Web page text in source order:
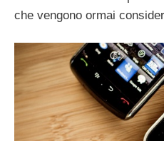
che vengono ormai